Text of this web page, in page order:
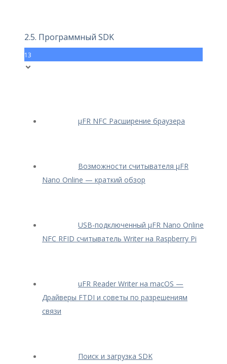
2.5. Программный SDK
13
μFR NFC Расширение браузера
Возможности считывателя μFR
Nano Online — краткий обзор
USB-подключенный μFR Nano Online
NFC RFID считыватель Writer на Raspberry Pi
uFR Reader Writer на macOS —
Драйверы FTDI и советы по разрешениям
связи
Поиск и загрузка SDK